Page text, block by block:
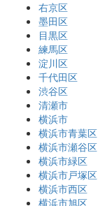
右京区
墨田区
目黒区
練馬区
淀川区
千代田区
渋谷区
清瀬市
横浜市
横浜市青葉区
横浜市瀬谷区
横浜市緑区
横浜市戸塚区
横浜市西区
横浜市旭区